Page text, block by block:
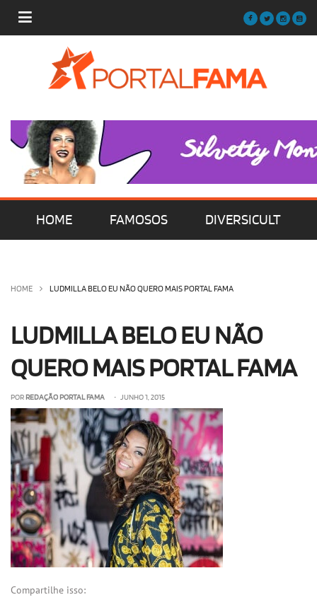
HOME FAMOSOS DIVERSICULT
OLHA ISSO! EU QUERO!
HOME LUDMILLA BELO EU NÃO QUERO MAIS PORTAL FAMA
LUDMILLA BELO EU NÃO
QUERO MAIS PORTAL FAMA
POR REDAÇÃO PORTAL FAMA • JUNHO 1, 2015
Compartilhe isso: